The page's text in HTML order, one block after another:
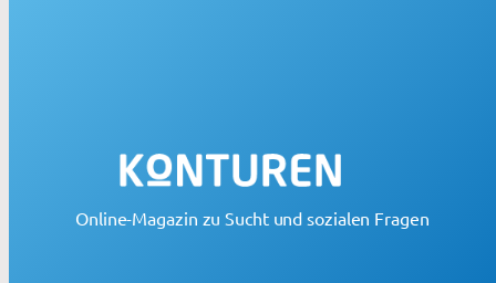
Online-Magazin zu Sucht und sozialen Fragen